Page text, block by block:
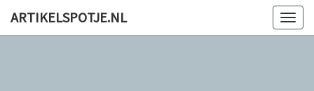
ARTIKELSPOTJE.NL